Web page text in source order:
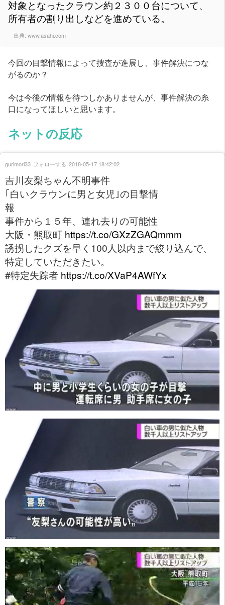
対象となったクラウン約２３００台について、
所有者の割り出しなどを進めている。
出典: www.asahi.com
今回の目撃情報によって捜査が進展し、事件解決につな
がるのか？
今は今後の情報を待つしかありませんが、事件解決の糸
口になってほしいと思います。
ネットの反応
吉川友梨ちゃん不明事件
｢白いクラウンに男と女児｣の目撃情
報
事件から１５年、連れ去りの可能性
大阪・熊取町 https://t.co/GXzZGAQmmm
誘拐したクズを早く100人以内まで絞り込んで、
特定していただきたい。
#特定失踪者 https://t.co/XVaP4AWfYx
gurimori33 フォローする 2018-05-17 18:42:02